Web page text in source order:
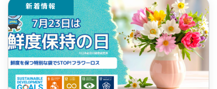
新着情報